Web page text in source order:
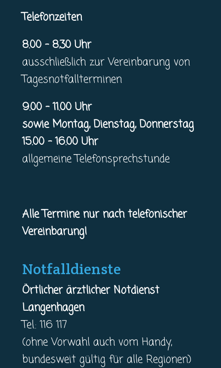
Telefonzeiten
8.00 – 8.30 Uhr
ausschließlich zur Vereinbarung von
Tagesnotfallterminen
9.00 – 11.00 Uhr
sowie Montag, Dienstag, Donnerstag
15.00 – 16.00 Uhr
allgemeine Telefonsprechstunde
Alle Termine nur nach telefonischer
Vereinbarung!
Notfalldienste
Örtlicher ärztlicher Notdienst
Langenhagen
Tel.: 116 117
(ohne Vorwahl auch vom Handy,
bundesweit gültig für alle Regionen)